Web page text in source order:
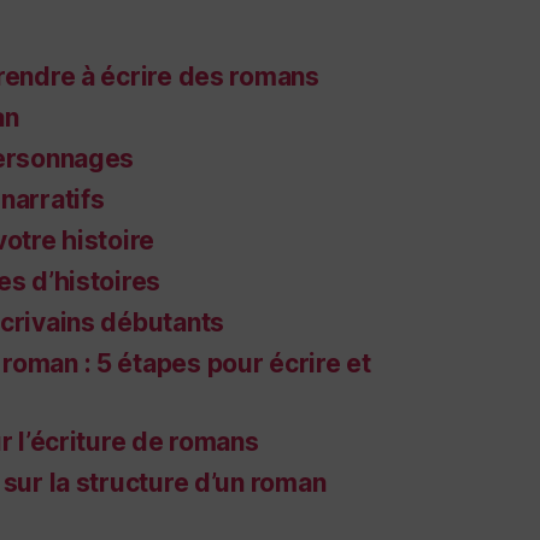
à écrire des romans
histoire
d’histoires
débutants
: 5 étapes pour écrire et
l’écriture de romans
la structure d’un roman